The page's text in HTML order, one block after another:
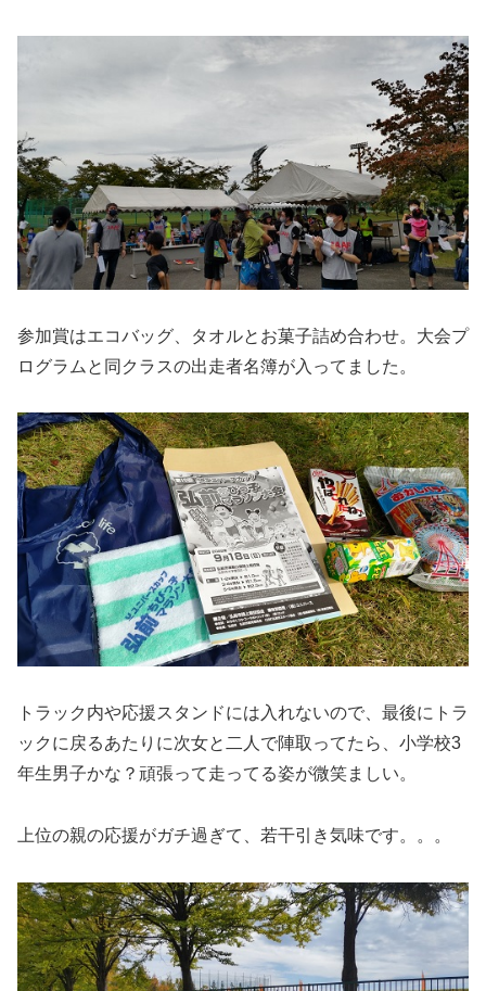
参加賞はエコバッグ、タオルとお菓子詰め合わせ。大会プ
ログラムと同クラスの出走者名簿が入ってました。
トラック内や応援スタンドには入れないので、最後にトラ
ックに戻るあたりに次女と二人で陣取ってたら、小学校3
年生男子かな？頑張って走ってる姿が微笑ましい。
上位の親の応援がガチ過ぎて、若干引き気味です。。。